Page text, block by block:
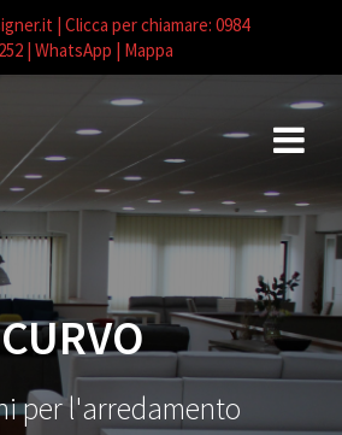
contenuto
CURVO
per l'arredamento
| Clicca per chiamare: 0984
| WhatsApp | Mappa